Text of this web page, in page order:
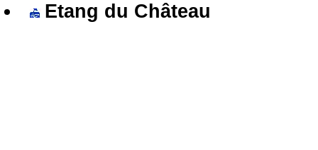
Etang du Château